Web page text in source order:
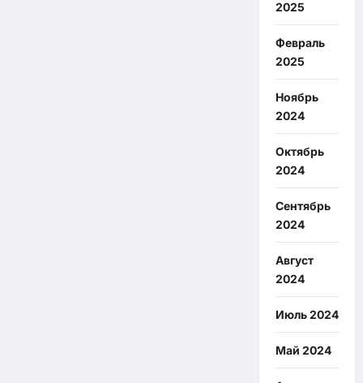
2025
Февраль
2025
Ноябрь
2024
Октябрь
2024
Сентябрь
2024
Август
2024
Июль 2024
Май 2024